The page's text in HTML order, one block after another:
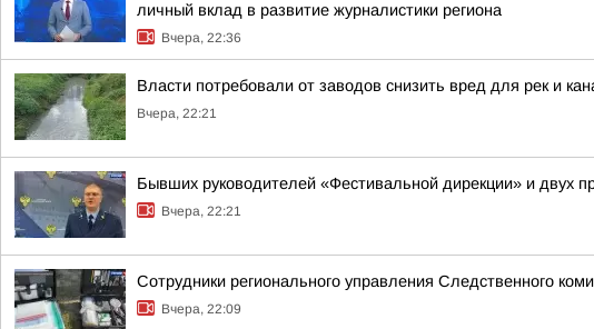
личный вклад в развитие журналистики региона
Вчера, 22:36
Власти потребовали от заводов снизить вред для рек и
Вчера, 22:21
Бывших руководителей «Фестивальной дирекции» и двух
Вчера, 22:21
Сотрудники регионального управления Следственного
Вчера, 22:09